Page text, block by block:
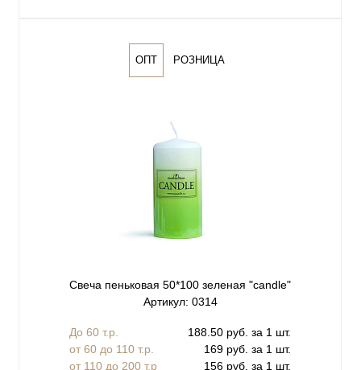
ОПТ РОЗНИЦА
Свеча пеньковая 50*100 зеленая "сandle"
Артикул: 0314
До 60 т.р.
188.50 руб. за 1 шт.
от 60 до 110 т.р.
169 руб. за 1 шт.
от 110 до 200 т.р
156 руб. за 1 шт.